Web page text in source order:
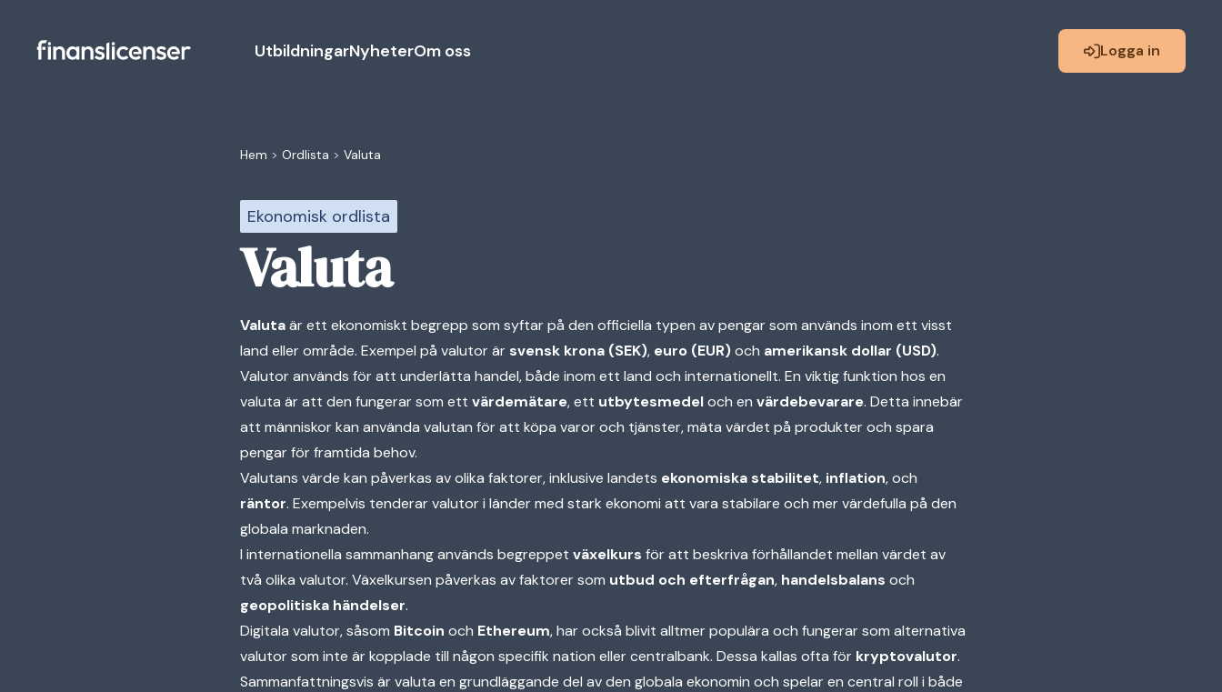
Logga in
UtbildningarNyheterOm oss
Hem > Ordlista > Valuta
Ekonomisk ordlista
Valuta
Valutaär ett ekonomiskt begrepp som syftar på den officiella typen av pengar som används inom ett visst
land eller område. Exempel på valutor är svensk krona (SEK), euro (EUR)och amerikansk dollar (USD).
Valutor används för att underlätta handel, både inom ett land och internationellt. En viktig funktion hos en
valuta är att den fungerar som ett värdemätare, ett utbytesmedeloch en värdebevarare. Detta innebär
att människor kan använda valutan för att köpa varor och tjänster, mäta värdet på produkter och spara
pengar för framtida behov.
Valutans värde kan påverkas av olika faktorer, inklusive landets ekonomiska stabilitet, inflation, och
räntor. Exempelvis tenderar valutor i länder med stark ekonomi att vara stabilare och mer värdefulla på den
globala marknaden.
I internationella sammanhang används begreppet växelkurs för att beskriva förhållandet mellan värdet av
två olika valutor. Växelkursen påverkas av faktorer som utbud och efterfrågan, handelsbalans och
geopolitiska händelser.
Digitala valutor, såsom Bitcoin och Ethereum, har också blivit alltmer populära och fungerar som alternativa
valutor som inte är kopplade till någon specifik nation eller centralbank. Dessa kallas ofta för kryptovalutor.
Sammanfattningsvis är valuta en grundläggande del av den globala ekonomin och spelar en central roll i både